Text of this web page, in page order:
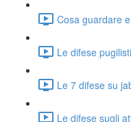
Cosa guardare
Le difese
Le 7 difese su
Le difese sugli